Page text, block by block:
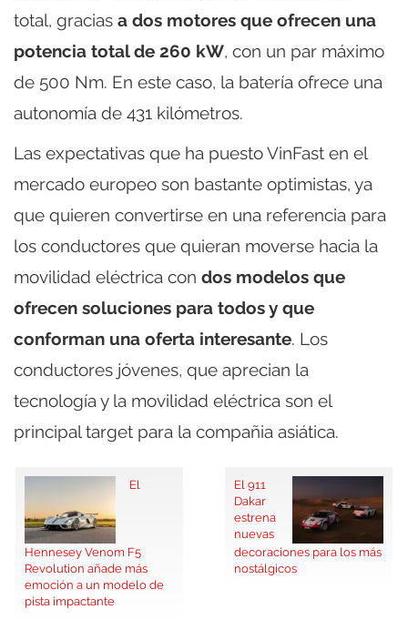
total, gracias a dos motores que ofrecen una
potencia total de 260 kW, con un par máximo
de 500 Nm. En este caso, la batería ofrece una
autonomía de 431 kilómetros.
Las expectativas que ha puesto VinFast en el
mercado europeo son bastante optimistas, ya
que quieren convertirse en una referencia para
los conductores que quieran moverse hacia la
movilidad eléctrica con dos modelos que
ofrecen soluciones para todos y que
conforman una oferta interesante. Los
conductores jóvenes, que aprecian la
tecnología y la movilidad eléctrica son el
principal target para la compañia asiática.
El
Hennesey Venom F5
Revolution añade más
emoción a un modelo de
pista impactante
El 911
Dakar
estrena
nuevas
decoraciones para los más
nostálgicos